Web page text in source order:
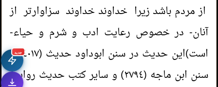
جديد
از مردم باشد زیرا خداوند خداوند سزاوارتر از
آنان- در خصوص رعایت ادب و شرم و حیاء-
است)این حدیث در سنن ابوداود حدیث (٤٠١٧) و
سنن ابن ماجه (٢٧٩٤) و سایر کتب حدیث روایت